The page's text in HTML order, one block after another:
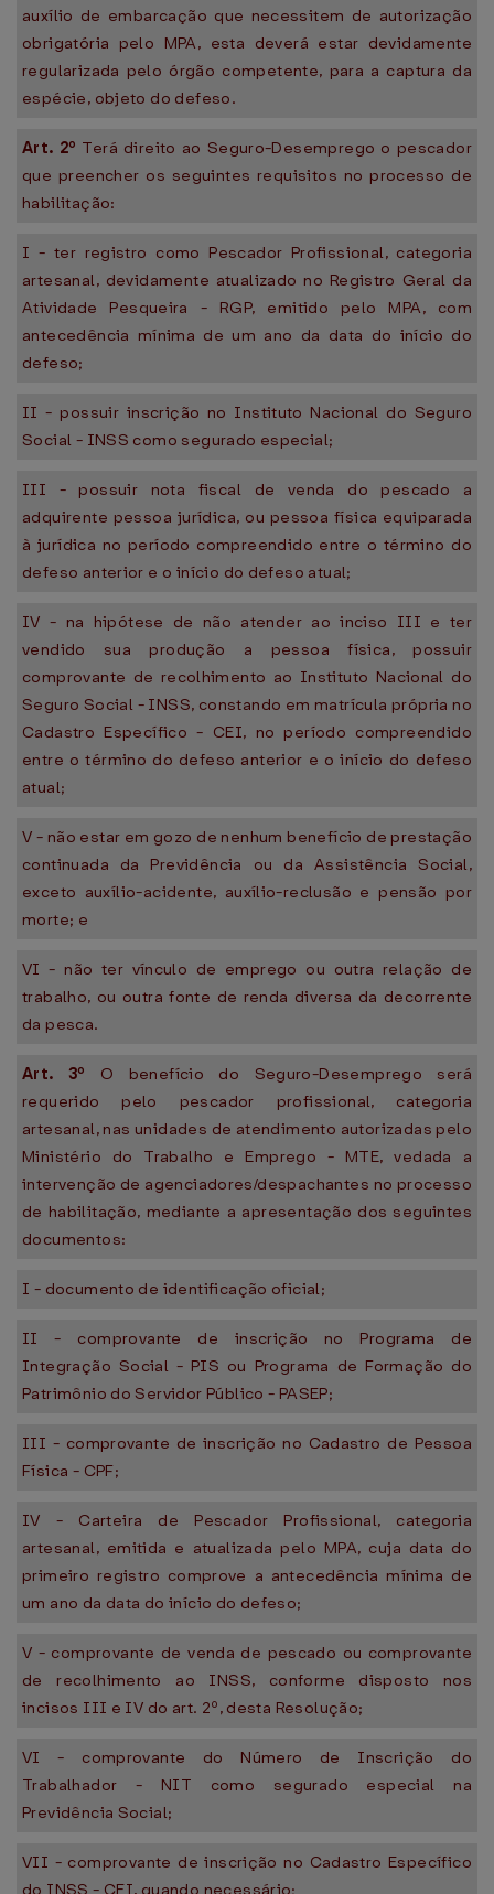
auxílio de embarcação que necessitem de autorização
obrigatória pelo MPA, esta deverá estar devidamente
regularizada pelo órgão competente, para a captura da
espécie, objeto do defeso.
Art. 2º Terá direito ao Seguro-Desemprego o pescador
que preencher os seguintes requisitos no processo de
habilitação:
I - ter registro como Pescador Profissional, categoria
artesanal, devidamente atualizado no Registro Geral da
Atividade Pesqueira - RGP, emitido pelo MPA, com
antecedência mínima de um ano da data do início do
defeso;
II - possuir inscrição no Instituto Nacional do Seguro
Social - INSS como segurado especial;
III - possuir nota fiscal de venda do pescado a
adquirente pessoa jurídica, ou pessoa física equiparada
à jurídica no período compreendido entre o término do
defeso anterior e o início do defeso atual;
IV - na hipótese de não atender ao inciso III e ter
vendido sua produção a pessoa física, possuir
comprovante de recolhimento ao Instituto Nacional do
Seguro Social - INSS, constando em matrícula própria no
Cadastro Específico - CEI, no período compreendido
entre o término do defeso anterior e o início do defeso
atual;
V - não estar em gozo de nenhum benefício de prestação
continuada da Previdência ou da Assistência Social,
exceto auxílio-acidente, auxílio-reclusão e pensão por
morte; e
VI - não ter vínculo de emprego ou outra relação de
trabalho, ou outra fonte de renda diversa da decorrente
da pesca.
Art. 3º O benefício do Seguro-Desemprego será
requerido pelo pescador profissional, categoria
artesanal, nas unidades de atendimento autorizadas pelo
Ministério do Trabalho e Emprego - MTE, vedada a
intervenção de agenciadores/despachantes no processo
de habilitação, mediante a apresentação dos seguintes
documentos:
I - documento de identificação oficial;
II - comprovante de inscrição no Programa de
Integração Social - PIS ou Programa de Formação do
Patrimônio do Servidor Público - PASEP;
III - comprovante de inscrição no Cadastro de Pessoa
Física - CPF;
IV - Carteira de Pescador Profissional, categoria
artesanal, emitida e atualizada pelo MPA, cuja data do
primeiro registro comprove a antecedência mínima de
um ano da data do início do defeso;
V - comprovante de venda de pescado ou comprovante
de recolhimento ao INSS, conforme disposto nos
incisos III e IV do art. 2º, desta Resolução;
VI - comprovante do Número de Inscrição do
Trabalhador - NIT como segurado especial na
Previdência Social;
VII - comprovante de inscrição no Cadastro Específico
do INSS - CEI, quando necessário;